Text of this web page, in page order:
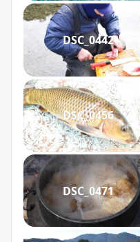
DSC_0442
DSC_0456
DSC_0471